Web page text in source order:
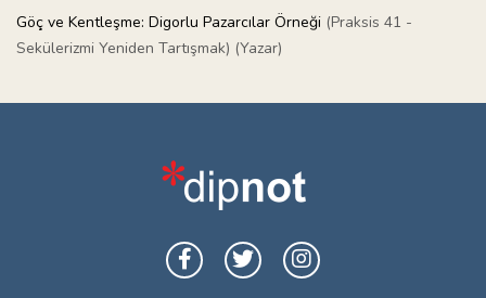
Göç ve Kentleşme: Digorlu Pazarcılar Örneği (Praksis 41 -
Sekülerizmi Yeniden Tartışmak) (Yazar)